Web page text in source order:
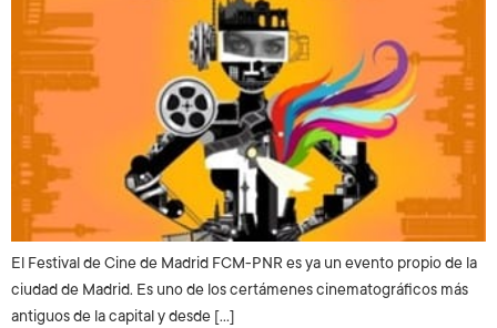
El Festival de Cine de Madrid FCM-PNR es ya un evento propio de la
ciudad de Madrid. Es uno de los certámenes cinematográficos más
antiguos de la capital y desde […]